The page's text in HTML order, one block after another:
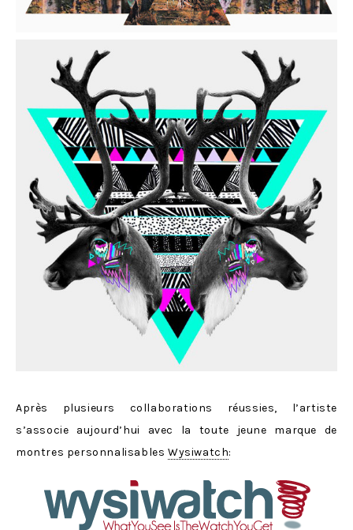
Après plusieurs collaborations réussies, l’artiste
s’associe aujourd’hui avec la toute jeune marque de
montres personnalisablesWysiwatch: